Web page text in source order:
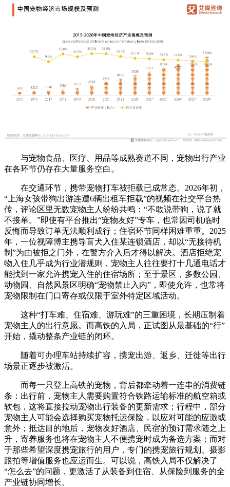
与宠物食品、医疗、用品等成熟赛道不同，宠物出行产业
在各环节仍存在大量服务空白 。
在交通环节，携带宠物打车被拒载已成常态。2026年初，
“上海女孩带狗出游连遭6辆出租车拒载”的视频在社交平台热
传，评论区里无数宠物主人纷纷共鸣：“不敢说带狗，说了就
不接单。”即使有平台推出“宠物友好”专车，也常因司机临时
反悔而导致订单无法顺利成行；住宿环节同样困难重重。2025
年，一位视障博主携导盲犬入住某连锁酒店，却以“无接待机
制”为由被拒之门外，在警方介入后才得以解决。酒店拒绝宠
物入住几乎成为行业潜规则，宠物主人往往要打十几通电话才
能找到一家允许携宠入住的住宿场所；至于景区，多数公园、
动物园、自然风景区明确“宠物禁止入内”，即使允许，也常将
宠物限制在门口寄存或仅限于室外特定区域活动。
这种“打车难、住宿难、游玩难”的三重困境，长期压制着
宠物主人的出行意愿。而高铁的入局，正试图从最基础的“行”
开始，撬动整条产业链的闭环。
随着可办理车站持续扩容，携宠出游、返乡、迁徙等出行
场景正逐步被激活。
而每一只登上高铁的宠物，背后都牵动着一连串的消费链
条：出行前，宠物主人需要购置符合铁路运输标准的航空箱或
软包，这将直接拉动宠物出行装备的更新需求；行程中，部分
宠物主人可能会选择购买宠物托运保险，以应对可能的应激或
意外；抵达目的地后，宠物友好酒店、民宿的预订需求随之上
升，寄养服务也将在宠物主人不便携宠时成为备选方案；而对
于那些希望深度携宠旅行的用户，专门的携宠旅行规划、摄影
跟拍等增值服务也应运而生。可以说，高铁入局不仅解决了
“怎么去”的问题，更激活了从装备到住宿、从保险到服务的全
产业链协同增长。